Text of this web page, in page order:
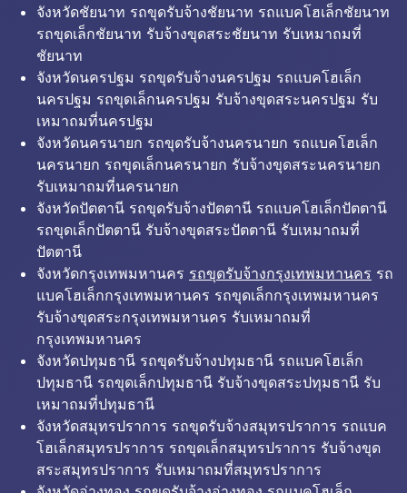
จังหวัดชัยนาท รถขุดรับจ้างชัยนาท รถแบคโฮเล็กชัยนาท
รถขุดเล็กชัยนาท รับจ้างขุดสระชัยนาท รับเหมาถมที่
ชัยนาท
จังหวัดนครปฐม รถขุดรับจ้างนครปฐม รถแบคโฮเล็ก
นครปฐม รถขุดเล็กนครปฐม รับจ้างขุดสระนครปฐม รับ
เหมาถมที่นครปฐม
จังหวัดนครนายก รถขุดรับจ้างนครนายก รถแบคโฮเล็ก
นครนายก รถขุดเล็กนครนายก รับจ้างขุดสระนครนายก
รับเหมาถมที่นครนายก
จังหวัดปัตตานี รถขุดรับจ้างปัตตานี รถแบคโฮเล็กปัตตานี
รถขุดเล็กปัตตานี รับจ้างขุดสระปัตตานี รับเหมาถมที่
ปัตตานี
จังหวัดกรุงเทพมหานคร รถขุดรับจ้างกรุงเทพมหานคร รถ
แบคโฮเล็กกรุงเทพมหานคร รถขุดเล็กกรุงเทพมหานคร
รับจ้างขุดสระกรุงเทพมหานคร รับเหมาถมที่
กรุงเทพมหานคร
จังหวัดปทุมธานี รถขุดรับจ้างปทุมธานี รถแบคโฮเล็ก
ปทุมธานี รถขุดเล็กปทุมธานี รับจ้างขุดสระปทุมธานี รับ
เหมาถมที่ปทุมธานี
จังหวัดสมุทรปราการ รถขุดรับจ้างสมุทรปราการ รถแบค
โฮเล็กสมุทรปราการ รถขุดเล็กสมุทรปราการ รับจ้างขุด
สระสมุทรปราการ รับเหมาถมที่สมุทรปราการ